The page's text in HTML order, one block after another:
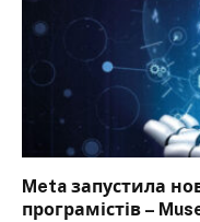
Meta запустила
програмістів –